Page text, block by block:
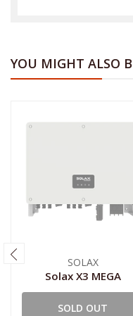
YOU MIGHT ALSO
SOLAX
Solax X3 MEGA
SOLD OUT